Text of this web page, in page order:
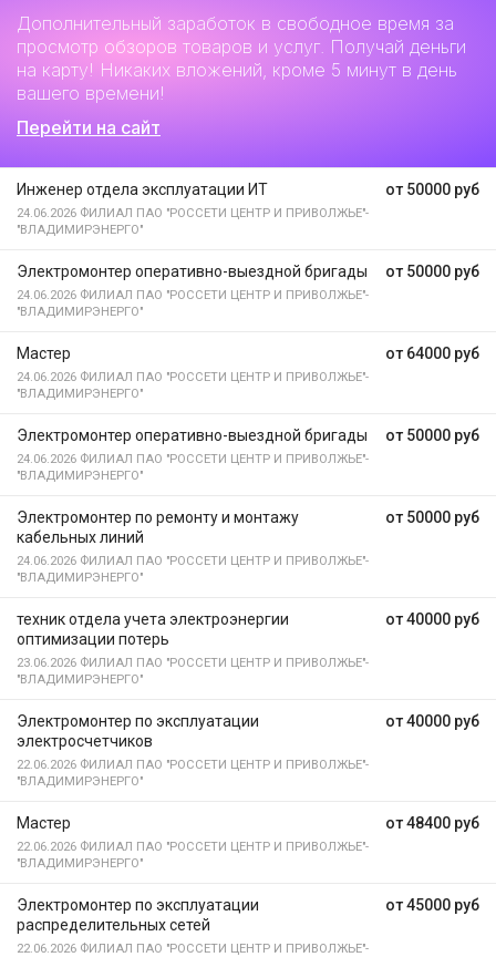
Дополнительный заработок в свободное время за
просмотр обзоров товаров и услуг. Получай деньги
на карту! Никаких вложений, кроме 5 минут в день
вашего времени!
Перейти на сайт
от 50000 руб
Инженер отдела эксплуатации ИТ
24.06.2026 ФИЛИАЛ ПАО "РОССЕТИ ЦЕНТР И ПРИВОЛЖЬЕ"-
"ВЛАДИМИРЭНЕРГО"
от 50000 руб
Электромонтер оперативно-выездной бригады
24.06.2026 ФИЛИАЛ ПАО "РОССЕТИ ЦЕНТР И ПРИВОЛЖЬЕ"-
"ВЛАДИМИРЭНЕРГО"
от 64000 руб
Мастер
24.06.2026 ФИЛИАЛ ПАО "РОССЕТИ ЦЕНТР И ПРИВОЛЖЬЕ"-
"ВЛАДИМИРЭНЕРГО"
от 50000 руб
Электромонтер оперативно-выездной бригады
24.06.2026 ФИЛИАЛ ПАО "РОССЕТИ ЦЕНТР И ПРИВОЛЖЬЕ"-
"ВЛАДИМИРЭНЕРГО"
от 50000 руб
Электромонтер по ремонту и монтажу
кабельных линий
24.06.2026 ФИЛИАЛ ПАО "РОССЕТИ ЦЕНТР И ПРИВОЛЖЬЕ"-
"ВЛАДИМИРЭНЕРГО"
от 40000 руб
техник отдела учета электроэнергии
оптимизации потерь
23.06.2026 ФИЛИАЛ ПАО "РОССЕТИ ЦЕНТР И ПРИВОЛЖЬЕ"-
"ВЛАДИМИРЭНЕРГО"
от 40000 руб
Электромонтер по эксплуатации
электросчетчиков
22.06.2026 ФИЛИАЛ ПАО "РОССЕТИ ЦЕНТР И ПРИВОЛЖЬЕ"-
"ВЛАДИМИРЭНЕРГО"
от 48400 руб
Мастер
22.06.2026 ФИЛИАЛ ПАО "РОССЕТИ ЦЕНТР И ПРИВОЛЖЬЕ"-
"ВЛАДИМИРЭНЕРГО"
от 45000 руб
Электромонтер по эксплуатации
распределительных сетей
22.06.2026 ФИЛИАЛ ПАО "РОССЕТИ ЦЕНТР И ПРИВОЛЖЬЕ"-